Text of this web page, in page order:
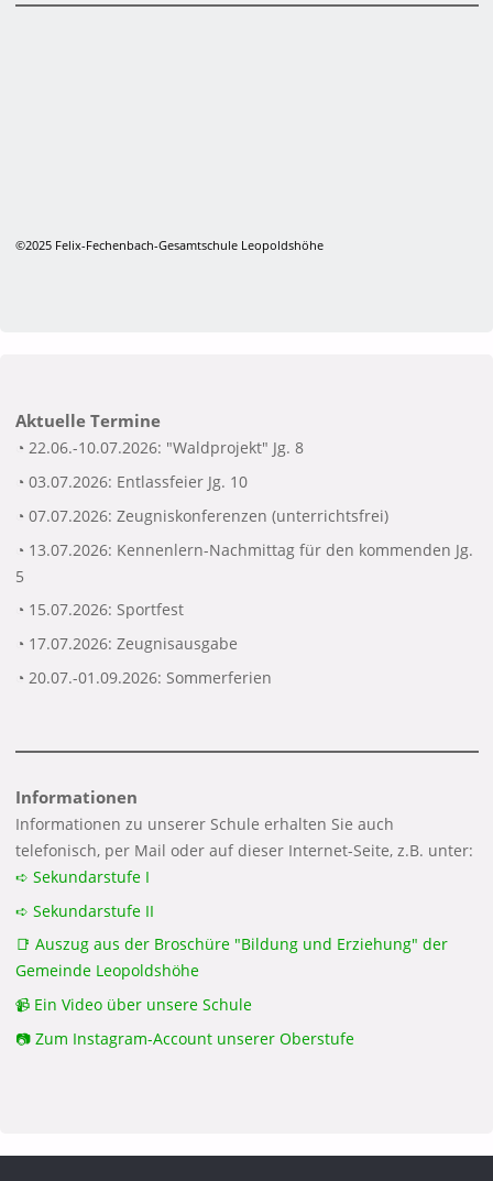
©2025 Felix-Fechenbach-Gesamtschule Leopoldshöhe
Aktuelle Termine
◔ 22.06.-10.07.2026: "Waldprojekt" Jg. 8
◔ 03.07.2026: Entlassfeier Jg. 10
◔ 07.07.2026: Zeugniskonferenzen (unterrichtsfrei)
◔ 13.07.2026: Kennenlern-Nachmittag für den kommenden Jg.
5
◔ 15.07.2026: Sportfest
◔ 17.07.2026: Zeugnisausgabe
◔ 20.07.-01.09.2026: Sommerferien
Informationen
Informationen zu unserer Schule erhalten Sie auch
telefonisch, per Mail oder auf dieser Internet-Seite, z.B. unter:
➪ Sekundarstufe I
➪ Sekundarstufe II
📑 Auszug aus der Broschüre "Bildung und Erziehung" der
Gemeinde Leopoldshöhe
📹 Ein Video über unsere Schule
📷 Zum Instagram-Account unserer Oberstufe